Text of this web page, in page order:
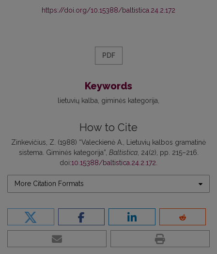
https://doi.org/10.15388/baltistica.24.2.172
PDF
Keywords
lietuvių kalba giminės kategorija
How to Cite
Zinkevičius, Z. (1988) “Valeckienė A., Lietuvių kalbos gramatinė
sistema. Giminės kategorija”, Baltistica, 24(2), pp. 215–216.
doi:10.15388/baltistica.24.2.172.
More Citation Formats